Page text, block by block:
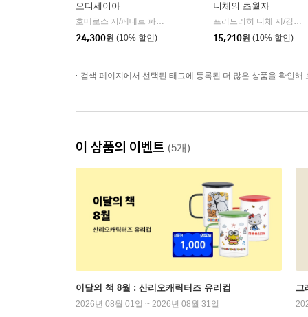
오디세이아
호메로스 저/페테르 파울 루벤스 그림/박문재 역 |
현대지성
24,300원 (10% 할인)
니체의 초월자
프리드리히 니체 저/김철 편역
15,210원 (10% 할인)
검색 페이지에서 선택된 태그에 등록된 더 많은 상품을 확인해
이 상품의 이벤트 (5개)
이달의 책 8월 : 산리오캐릭터즈 유리컵
2026년 08월 01일 ~ 2026년 08월 31일
그